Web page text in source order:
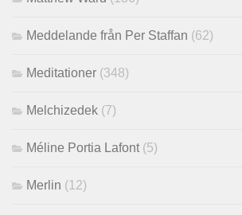
Meddelande från Per Staffan (62)
Meditationer (348)
Melchizedek (7)
Méline Portia Lafont (5)
Merlin (12)